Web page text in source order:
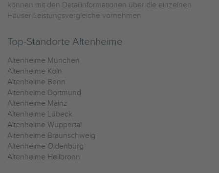
können mit den Detailinformationen über die einzelnen
Häuser Leistungsvergleiche vornehmen.
Top-Standorte Altenheime
Altenheime München
Altenheime Köln
Altenheime Bonn
Altenheime Dortmund
Altenheime Mainz
Altenheime Lübeck
Altenheime Wuppertal
Altenheime Braunschweig
Altenheime Oldenburg
Altenheime Heilbronn